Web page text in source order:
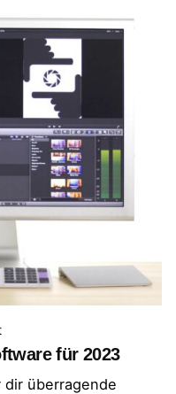
für 2023
überragende